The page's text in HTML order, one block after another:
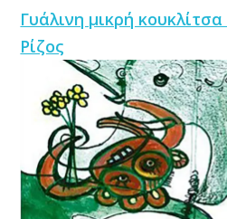
Γυάλινη μικρή
Ρίζος